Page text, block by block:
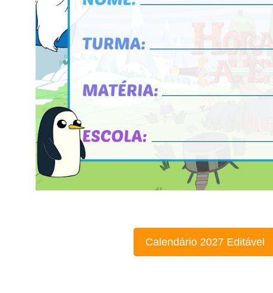
Calendário 2027 Editável